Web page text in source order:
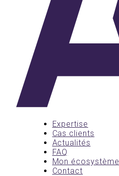
Expertise
Cas clients
Actualités
FAQ
Mon écosystème
Contact